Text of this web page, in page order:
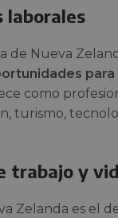
laborales
de Nueva
como
turismo,
trabajo y
Zelanda es el